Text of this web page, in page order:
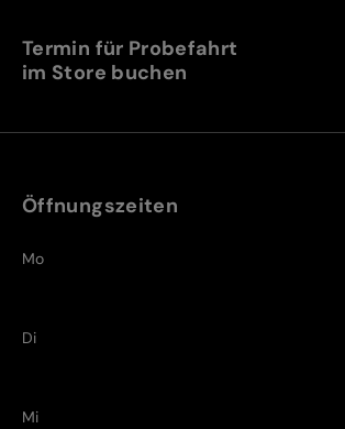
Termin für Probefahrt
im Store buchen
Öffnungszeiten
Mo
Di
Mi